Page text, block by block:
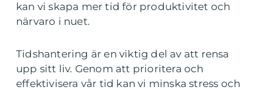
kan vi skapa mer tid för produktivitet och
närvaro i nuet.
Tidshantering är en viktig del av att rensa
upp sitt liv. Genom att prioritera och
effektivisera vår tid kan vi minska stress och